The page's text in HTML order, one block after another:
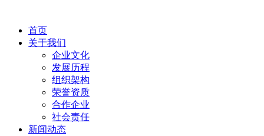
首页
关于我们
企业文化
发展历程
组织架构
荣誉资质
合作企业
社会责任
新闻动态